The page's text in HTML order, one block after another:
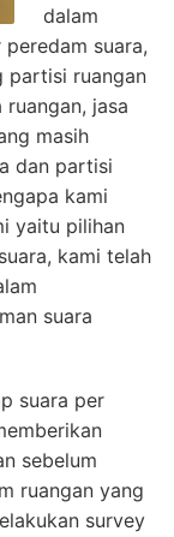
dalam
suara,
partisi ruangan
jasa
masih
dan partisi
kami
yaitu pilihan
kami telah
suara
suara per
sebelum
ruangan yang
survey